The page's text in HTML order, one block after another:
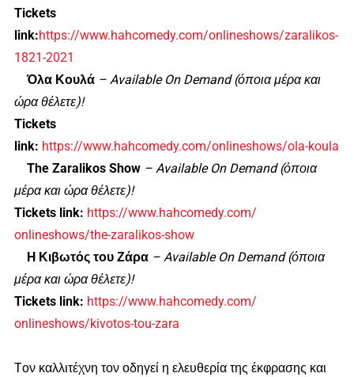
Tickets
link:https://www.hahcomedy.com/onlineshows/zaralikos-
1821-2021
Όλα Κουλά– Available On Demand (όποια μέρα και
ώρα θέλετε)!
Tickets
link: https://www.hahcomedy.com/onlineshows/ola-koula
The Zaralikos Show – Available On Demand (όποια
μέρα και ώρα θέλετε)!
Tickets link: https://www.hahcomedy.com/
onlineshows/the-zaralikos-show
H Κιβωτός του Ζάρα – Available On Demand (όποια
μέρα και ώρα θέλετε)!
Tickets link: https://www.hahcomedy.com/
onlineshows/kivotos-tou-zara
Tον καλλιτέχνη τον οδηγεί η ελευθερία της έκφρασης και